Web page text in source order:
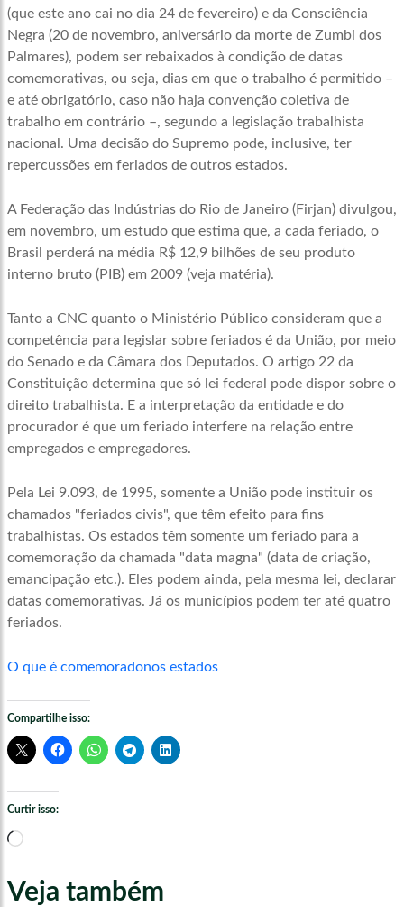
(que este ano cai no dia 24 de fevereiro) e da Consciência
Negra (20 de novembro, aniversário da morte de Zumbi dos
Palmares), podem ser rebaixados à condição de datas
comemorativas, ou seja, dias em que o trabalho é permitido –
e até obrigatório, caso não haja convenção coletiva de
trabalho em contrário –, segundo a legislação trabalhista
nacional. Uma decisão do Supremo pode, inclusive, ter
repercussões em feriados de outros estados.
A Federação das Indústrias do Rio de Janeiro (Firjan) divulgou,
em novembro, um estudo que estima que, a cada feriado, o
Brasil perderá na média R$ 12,9 bilhões de seu produto
interno bruto (PIB) em 2009 (veja matéria).
Tanto a CNC quanto o Ministério Público consideram que a
competência para legislar sobre feriados é da União, por meio
do Senado e da Câmara dos Deputados. O artigo 22 da
Constituição determina que só lei federal pode dispor sobre o
direito trabalhista. E a interpretação da entidade e do
procurador é que um feriado interfere na relação entre
empregados e empregadores.
Pela Lei 9.093, de 1995, somente a União pode instituir os
chamados "feriados civis", que têm efeito para fins
trabalhistas. Os estados têm somente um feriado para a
comemoração da chamada "data magna" (data de criação,
emancipação etc.). Eles podem ainda, pela mesma lei, declarar
datas comemorativas. Já os municípios podem ter até quatro
feriados.
O que é comemoradonos estados
Compartilhe isso:
Curtir isso:
Carregando...
Veja também